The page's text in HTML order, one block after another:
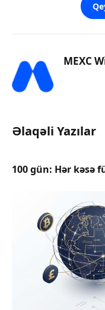
MEXC
Əlaqəli Yazılar
100 gün: Hər kəsə